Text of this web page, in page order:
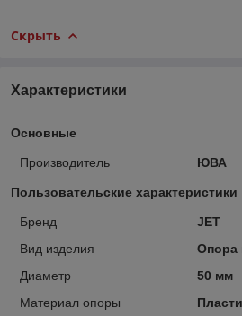
Скрыть
Характеристики
Основные
Производитель ЮВА
Пользовательские характеристики
Бренд
JET
Вид изделия
Опора
Диаметр
50 мм
Материал опоры